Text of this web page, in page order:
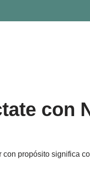
con
propósito significa